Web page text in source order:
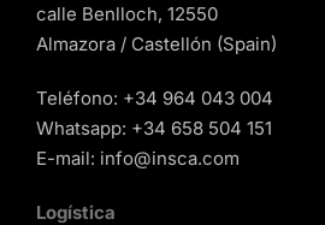
calle Benlloch, 12550
Almazora / Castellón (Spain)
Teléfono: +34 964 043 004
Whatsapp: +34 658 504 151
E-mail: info@insca.com
Logística